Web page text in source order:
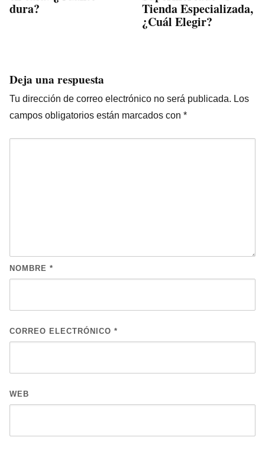
dura? Tienda Especializada,
¿Cuál Elegir?
Deja una respuesta
Tu dirección de correo electrónico no será publicada. Los
campos obligatorios están marcados con *
NOMBRE *
CORREO ELECTRÓNICO *
WEB